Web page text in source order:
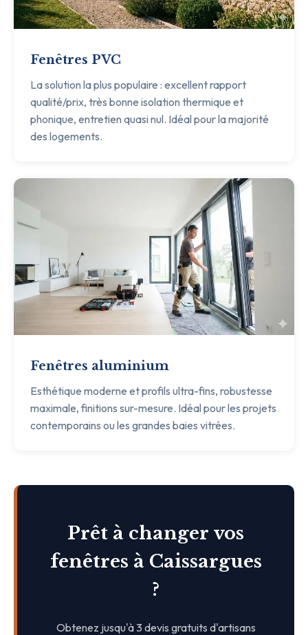
Fenêtres PVC
La solution la plus populaire : excellent rapport
qualité/prix, très bonne isolation thermique et
phonique, entretien quasi nul. Idéal pour la majorité
des logements.
Fenêtres aluminium
Esthétique moderne et profils ultra-fins, robustesse
maximale, finitions sur-mesure. Idéal pour les projets
contemporains ou les grandes baies vitrées.
Prêt à changer vos
fenêtres à Caissargues
?
Obtenez jusqu'à 3 devis gratuits d'artisans